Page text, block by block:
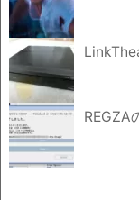
REGZA